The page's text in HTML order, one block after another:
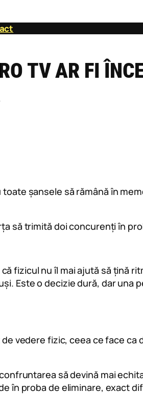
TV AR FI
șansele să rămână în
să trimită doi concurenți în
fizicul nu îl mai ajută să țină
Este o decizie dură, dar una
vedere fizic, ceea ce face ca
să devină mai
în proba de eliminare, exact